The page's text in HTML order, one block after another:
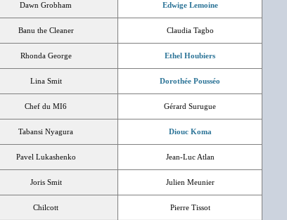
Dawn Grobham Edwige Lemoine
Banu the Cleaner Claudia Tagbo
Rhonda George Ethel Houbiers
Lina Smit Dorothée Pousséo
Chef du MI6 Gérard Surugue
Tabansi Nyagura Diouc Koma
Pavel Lukashenko Jean-Luc Atlan
Joris Smit Julien Meunier
Chilcott Pierre Tissot